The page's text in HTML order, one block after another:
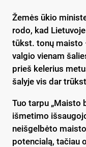
Žemės ūkio
rodo, kad
tūkst. tonų maisto
valgio vienam
prieš kelerius
šalyje vis dar
Tuo tarpu „Maisto
išmetimo
neišgelbėto
potencialą, tačiau